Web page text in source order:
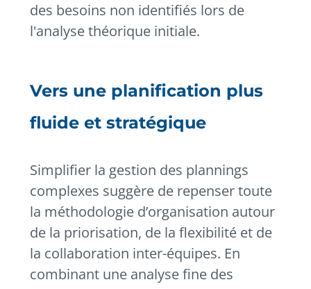
des besoins non identifiés lors de
l'analyse théorique initiale.
Vers une planification plus
fluide et stratégique
Simplifier la gestion des plannings
complexes suggère de repenser toute
la méthodologie d’organisation autour
de la priorisation, de la flexibilité et de
la collaboration inter-équipes. En
combinant une analyse fine des